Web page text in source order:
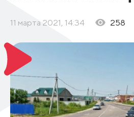
11 марта 2021, 14:34 258